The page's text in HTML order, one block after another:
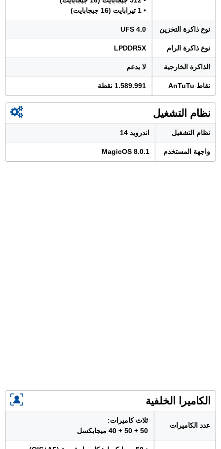
• 1 تيرابايت (16 جيجابايت)
نوع ذاكرة التخزين UFS 4.0
نوع ذاكرة الرام LPDDR5X
الذاكرة الخارجية لا يدعم
نقاط AnTuTu 1.589.991 نقطة
نظام التشغيل
نظام التشغيل اندرويد 14
واجهة المستخدم MagicOS 8.0.1
الكاميرا الخلفية
عدد الكاميرات
ثلاث كاميرات:
50 + 50 + 40 ميجابكسل